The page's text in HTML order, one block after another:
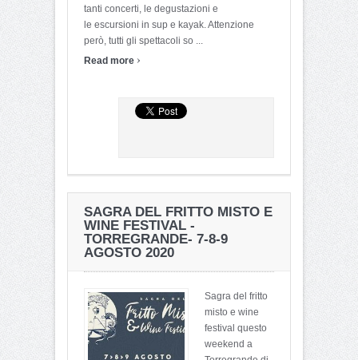
tanti concerti, le degustazioni e
le escursioni in sup e kayak. Attenzione
però, tutti gli spettacoli so ...
Read more ›
SAGRA DEL FRITTO MISTO E
WINE FESTIVAL -
TORREGRANDE- 7-8-9
AGOSTO 2020
Sagra del fritto
misto e wine
festival questo
weekend a